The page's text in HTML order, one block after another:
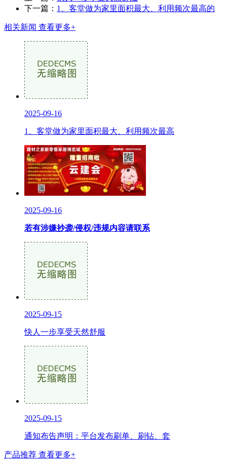
下一篇： 1、客堂做为家里面积最大、利用频次最高的
相关新闻 查看更多+
2025-09-16
1、客堂做为家里面积最大、利用频次最高
2025-09-16
若有涉嫌抄袭/侵权/违规内容请联系
2025-09-15
快人一步享受天然舒服
2025-09-15
通知布告声明：平台发布刷单、刷钻、套
产品推荐 查看更多+